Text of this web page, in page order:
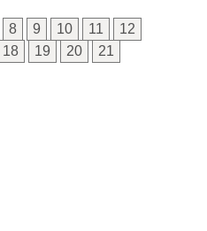
8 9 10 11
12
18 19 20
21